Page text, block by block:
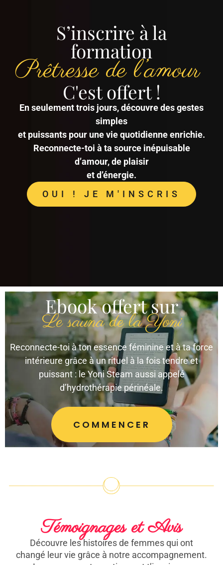
S’inscrire à la
formation
Prêtresse de l’amour
C'est offert !
En seulement trois jours, découvre des gestes
simples
et puissants pour une vie quotidienne enrichie.
Reconnecte-toi à ta source inépuisable
d’amour, de plaisir
et d’énergie.
OUI ! JE M'INSCRIS
Ebook offert sur
Le sauna de la Yoni
Reconnecte-toi à ton essence féminine et à ta force
intérieure grâce à un rituel à la fois tendre et
puissant : le Yoni Steam aussi appelé
d’hydrothérapie périnéale.
COMMENCER
Témoignages et Avis
Découvre les histoires de femmes qui ont
changé leur vie grâce à notre accompagnement.